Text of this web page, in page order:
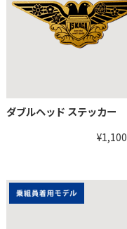
ダブルヘッド ステッカー
¥1,100